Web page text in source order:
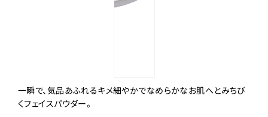
一瞬で、気品あふれるキメ細やかでなめらかなお肌へとみちび
くフェイスパウダー。